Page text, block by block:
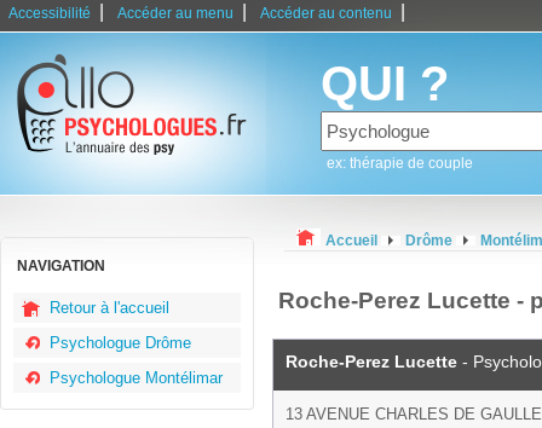
Accessibilité Accéder au menu Accéder au contenu
QUI ?
ex: thérapie de couple
NAVIGATION
Retour à l'accueil
Psychologue Drôme
Psychologue Montélimar
Accueil Drôme
Roche-Perez Lucette -
Roche-Perez Lucette -
13 AVENUE CHARLES DE GAULLE